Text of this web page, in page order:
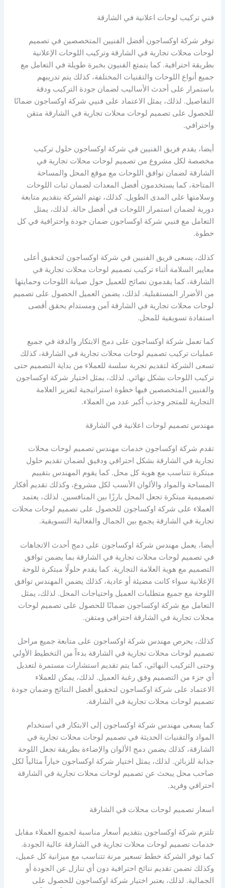
فني تركيب لوحات اعلانية في الشارقة
توفر شركة اوكساجون أفضل الفنيين المتخصصين في تصميم
لوحات محلات تجارية في الشارقة وتركيب اللوحات الإعلانية
بطريقة احترافية. كما يتمتع الفنيون بخبرة طويلة في التعامل مع
جميع أنواع اللوحات والتقنيات المختلفة، كذلك يتم تدريبهم
باستمرار على أحدث الأساليب لضمان جودة التركيب ودقة
التفاصيل. لذلك، يمثل الاعتماد على فنيي شركة اوكساجون ضمانًا
للحصول على تصميم لوحات محلات تجارية في الشارقة متقن
واحترافي.
أيضا، يقدم فريق الفنيين في شركة اوكساجون حلول تركيب
مخصصة لكل مشروع من تصميم لوحات محلات تجارية في
الشارقة لضمان توافق اللوحات مع موقع المحل والمساحة
المتاحة، كما يستخدمون أفضل المعدات لضمان ثبات اللوحات
وسلامتها على المدى الطويل. كذلك، تهتم الشركة بتقديم متابعة
دورية لضمان استمرار اللوحات في أفضل حالة. لذلك، يمثل
التعامل مع فنيي شركة اوكساجون ضمان جودة واحترافية في كل
خطوة.
كذلك، يسعى فريق الفنيين في شركة اوكساجون لتحقيق أعلى
معايير السلامة أثناء تركيب تصميم لوحات محلات تجارية في
الشارقة، كما يقدمون نصائح للعميل حول صيانة اللوحات وحمايتها
من الأضرار المستقبلية. لذلك، يضمن العميل الحصول على تصميم
لوحات محلات تجارية في الشارقة آمن ومستدام يحقق أقصى
استفادة تسويقية للمحل.
كما تعمل شركة اوكساجون على دمج الابتكار والدقة في جميع
عمليات تركيب تصميم لوحات محلات تجارية في الشارقة، كذلك
تسعى الشركة لتقديم تجربة سلسة للعملاء من بداية التصميم حتى
تركيب اللوحات بشكل نهائي. لذلك، يمثل اختيار شركة اوكساجون
والفنيين المتخصصين فيها خطوة استراتيجية لتعزيز العلامة
التجارية للمتجر وجذب أكبر عدد من العملاء.
مهندس تصميم لوحات اعلانية في الشارقة
تقدم شركة اوكساجون خدمات مهندس تصميم لوحات محلات
تجارية في الشارقة بشكل احترافي ودقيق لضمان تقديم حلول
مبتكرة تتناسب مع هوية كل محل. كما يقوم المهندس بتقييم
المساحة والمواد والألوان الأنسب لكل مشروع، وكذلك تقديم أفكار
تصميمية مبتكرة تجعل المحل بارزًا بين المنافسين. لذلك، يعتمد
العملاء على شركة اوكساجون للحصول على تصميم لوحات محلات
تجارية في الشارقة يجمع بين الجمال والفعالية التسويقية.
أيضا، يعمل مهندس شركة اوكساجون على دمج أحدث الاتجاهات
في تصميم لوحات محلات تجارية في الشارقة بما يضمن توافق
التصميم مع هوية العلامة التجارية. كما يقدم حلولًا مبتكرة للوحة
الإعلانية سواء كانت مضيئة أو عادية، كذلك يضمن المهندس توافق
اللوحة مع جميع متطلبات العميل واحتياجات المحل. لذلك، يمثل
التعامل مع شركة اوكساجون ضمانًا للحصول على تصميم لوحات
محلات تجارية في الشارقة احترافي ومتقن.
كذلك، يحرص مهندس شركة اوكساجون على متابعة جميع مراحل
تصميم لوحات محلات تجارية في الشارقة بدءاً من التخطيط الأولي
وحتى التركيب النهائي، كما يتم تقديم استشارات مستمرة لتعديل
أي جزء من التصميم وفق رغبة العميل. لذلك، يمكن للعملاء
الاعتماد على شركة اوكساجون لتحقيق أفضل النتائج وضمان جودة
تصميم لوحات محلات تجارية في الشارقة.
كما يسعى مهندس شركة اوكساجون إلى الابتكار في استخدام
المواد والتقنيات الحديثة في تصميم لوحات محلات تجارية في
الشارقة، كذلك يضمن دمج الألوان والإضاءة بطريقة تجعل اللوحة
جذابة للزبائن. لذلك، يمثل اختيار شركة اوكساجون خياراً مثالياً لكل
صاحب محل يبحث عن تصميم لوحات محلات تجارية في الشارقة
احترافي وفريد.
اسعار تصميم لوحات محلات في الشارقة
تلتزم شركة اوكساجون بتقديم أسعار مناسبة لجميع العملاء مقابل
خدمات تصميم لوحات محلات تجارية في الشارقة عالية الجودة.
كما توفر الشركة خطط تسعير مرنة تتناسب مع ميزانية كل عميل،
وكذلك تضمن تقديم نتائج احترافية دون أي تنازل عن الجودة أو
الجمالية. لذلك، يعتبر اختيار شركة اوكساجون للحصول على